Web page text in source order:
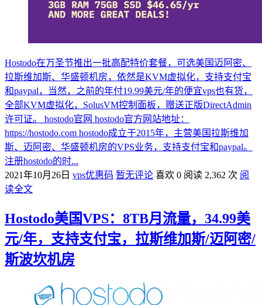
Hostodo在万圣节推出一批高配特价套餐，可选美国迈阿密、
拉斯维加斯、华盛顿机房，依然是KVM虚拟化，支持支付宝
和paypal，当然，之前的年付19.99美元/年的便宜vps也有货，
全部KVM虚拟化，SolusVM控制面板，赠送正版DirectAdmin
许可证。 hostodo官网 hostodo官方网站地址：
https://hostodo.com hostodo成立于2015年，主营美国拉斯维加
斯、迈阿密、华盛顿机房的VPS业务，支持支付宝和paypal。
注册hostodo的时...
2021年10月26日 vps优惠码 暂无评论 喜欢 0 阅读 2,362 次 阅
读全文
Hostodo美国VPS：8TB月流量，34.99美
元/年，支持支付宝，拉斯维加斯/迈阿密/
斯波坎机房